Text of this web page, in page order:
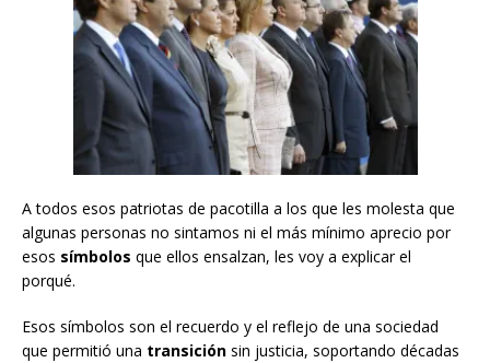
A todos esos patriotas de pacotilla a los que les molesta que
algunas personas no sintamos ni el más mínimo aprecio por
esos símbolos que ellos ensalzan, les voy a explicar el
porqué.
Esos símbolos son el recuerdo y el reflejo de una sociedad
que permitió una transición sin justicia, soportando décadas